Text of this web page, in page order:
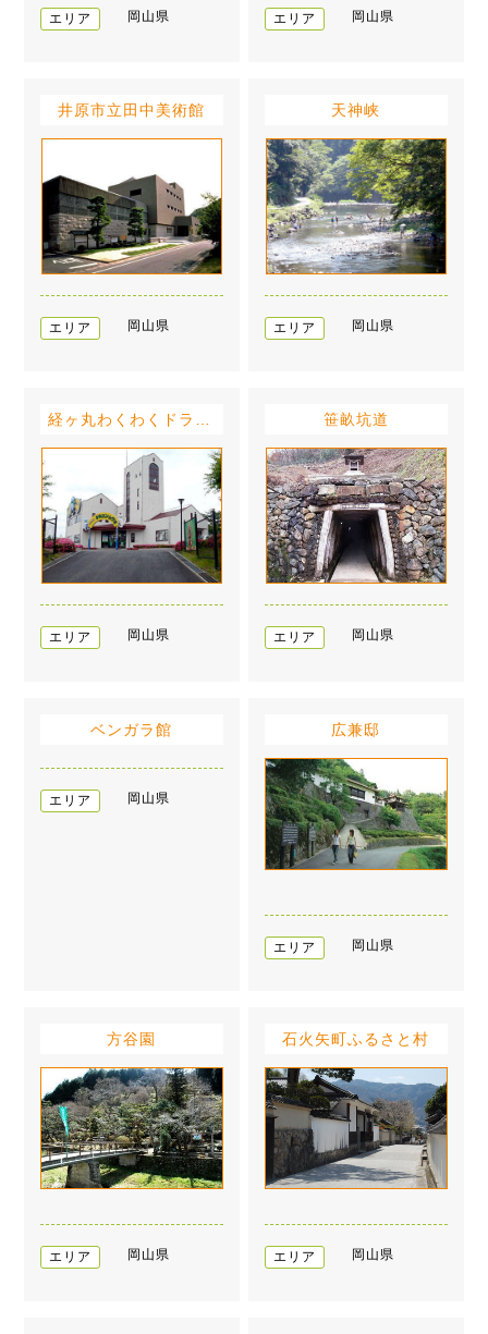
エリア 岡山県 エリア 岡山県
井原市立田中美術館
エリア 岡山県
天神峡
エリア 岡山県
エリア 岡山県
笹畝坑道
エリア 岡山県
ベンガラ館
エリア 岡山県
広兼邸
エリア 岡山県
方谷園
エリア 岡山県
石火矢町ふるさと村
エリア 岡山県